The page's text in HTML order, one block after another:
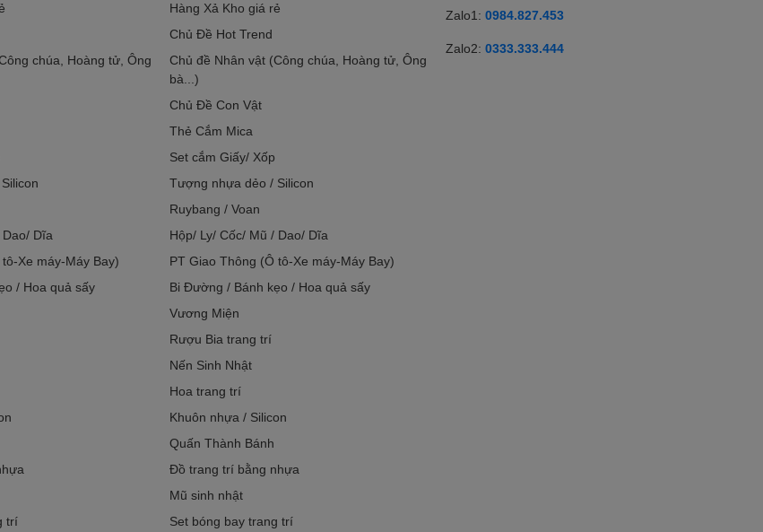
chúa, Hoàng tử, Ông
Dĩa
Xe máy-Máy Bay)
/ Hoa quả sấy
trí
Hàng Xả Kho giá rẻ
Chủ Đề Hot Trend
Chủ đề Nhân vật (Công chúa, Hoàng tử, Ông
bà...)
Chủ Đề Con Vật
Thẻ Cắm Mica
Set cắm Giấy/ Xốp
Tượng nhựa dẻo / Silicon
Ruybang / Voan
Hộp/ Ly/ Cốc/ Mũ / Dao/ Dĩa
PT Giao Thông (Ô tô-Xe máy-Máy Bay)
Bi Đường / Bánh kẹo / Hoa quả sấy
Vương Miện
Rượu Bia trang trí
Nến Sinh Nhật
Hoa trang trí
Khuôn nhựa / Silicon
Quấn Thành Bánh
Đồ trang trí bằng nhựa
Mũ sinh nhật
Set bóng bay trang trí
Zalo1: 0984.827.453
Zalo2: 0333.333.444